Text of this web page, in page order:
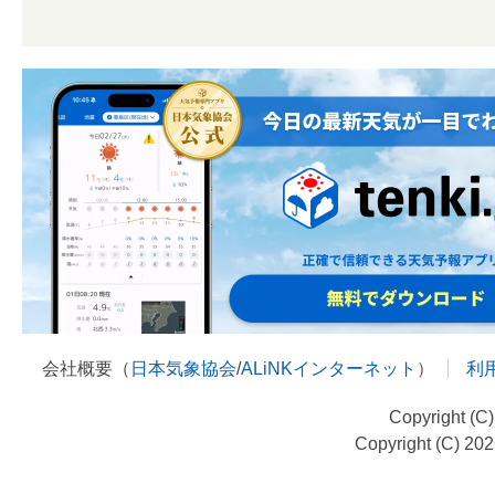
会社概要（ 日本気象協会/ALiNKインターネット ） 利
Copyright
Copyright (C)